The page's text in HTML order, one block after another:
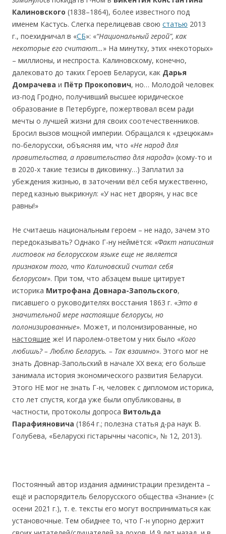
Калиновского (1838–1864), более известного под
именем Кастусь. Слегка перелицевав свою статью 2013
г., поехидничал в «СБ»: «“Национальный герой”, как
некоторые его считают…» На минутку, этих «некоторых»
– миллионы, и неспроста. Калиновскому, конечно,
далековато до таких Героев Беларуси, как Дарья
Домрачева и Пётр Прокопович, но… Молодой человек
из-под Гродно, получивший высшее юридическое
образование в Петербурге, пожертвовал всем ради
мечты о лучшей жизни для своих соотечественников.
Бросил вызов мощной империи. Обращался к «дзецюкам»
по-белорусски, объясняя им, что «Не народ для
правительства, а правительство для народа» (кому-то и
в 2020-х такие тезисы в диковинку…) Заплатил за
убеждения жизнью, в заточении вёл себя мужественно,
перед казнью выкрикнул: «У нас нет дворян, у нас все
равны!»
Не считаешь национальным героем – не надо, зачем это
передоказывать? Однако Г-ну неймётся: «Факт написания
листовок на белорусском языке еще не является
признаком того, что Калиновский считал себя
белорусом». При том, что абзацем выше цитирует
историка Митрофана Довнара-Запольского,
писавшего о руководителях восстания 1863 г. «Это в
значительной мере настоящие белорусы, но
полонизированные». Может, и полонизированные, но
настоящие же! И паролем-ответом у них было «Кого
любишь? – Люблю Беларусь. – Так взаимно». Этого мог не
знать Довнар-Запольский в начале ХХ века; его больше
занимала история экономического развития Беларуси.
Этого НЕ мог не знать Г-н, человек с дипломом историка,
сто лет спустя, когда уже были опубликованы, в
частности, протоколы допроса Витольда
Парафияновича (1864 г.; полезна статья д-ра наук В.
Голубева, «Беларускі гістарычны часопіс», № 12, 2013).
Постоянный автор издания администрации президента –
ещё и распорядитель белорусского общества «Знание» (с
осени 2021 г.), т. е. тексты его могут восприниматься как
установочные. Тем обиднее то, что Г-н упорно держит